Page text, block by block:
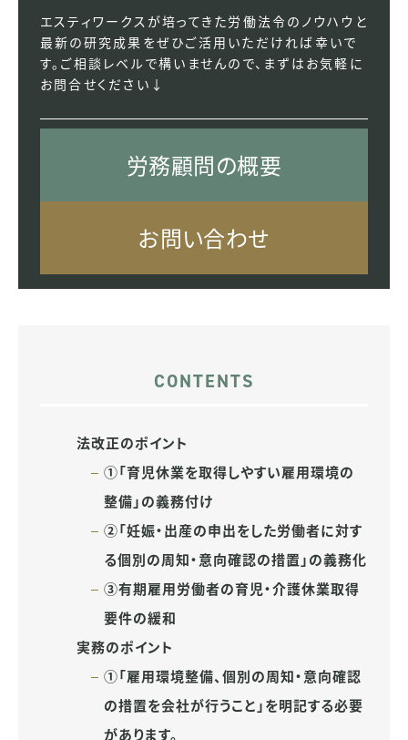
エスティワークスが培ってきた労働法令のノウハウと
最新の研究成果をぜひご活用いただければ幸いで
す。ご相談レベルで構いませんので、まずはお気軽に
お問合せください↓
労務顧問の概要
お問い合わせ
法改正のポイント
①「育児休業を取得しやすい雇用環境の
整備」の義務付け
②「妊娠・出産の申出をした労働者に対す
る個別の周知・意向確認の措置」の義務化
③有期雇用労働者の育児・介護休業取得
要件の緩和
実務のポイント
①「雇用環境整備、個別の周知・意向確認
の措置を会社が行うこと」を明記する必要
があります。